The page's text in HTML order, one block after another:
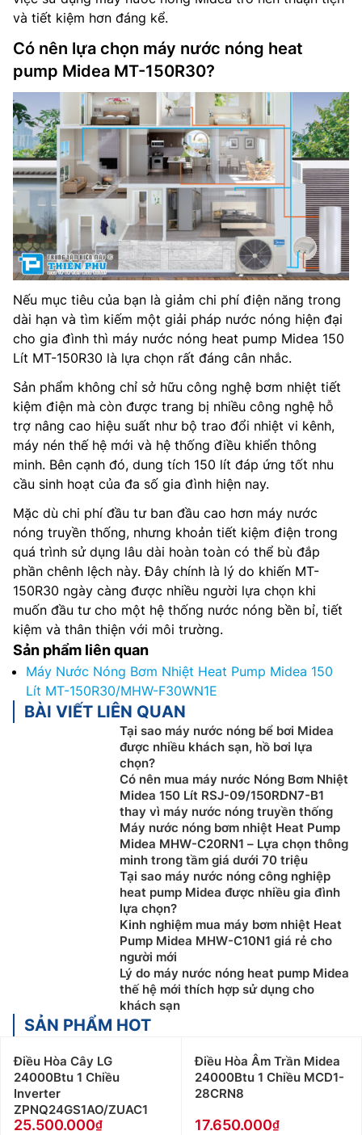
và tiết kiệm hơn đáng kể.
Có nên lựa chọn máy nước nóng heat
pump Midea MT-150R30?
Nếu mục tiêu của bạn là giảm chi phí điện năng trong
dài hạn và tìm kiếm một giải pháp nước nóng hiện đại
cho gia đình thì máy nước nóng heat pump Midea 150
Lít MT-150R30 là lựa chọn rất đáng cân nhắc.
Sản phẩm không chỉ sở hữu công nghệ bơm nhiệt tiết
kiệm điện mà còn được trang bị nhiều công nghệ hỗ
trợ nâng cao hiệu suất như bộ trao đổi nhiệt vi kênh,
máy nén thế hệ mới và hệ thống điều khiển thông
minh. Bên cạnh đó, dung tích 150 lít đáp ứng tốt nhu
cầu sinh hoạt của đa số gia đình hiện nay.
Mặc dù chi phí đầu tư ban đầu cao hơn máy nước
nóng truyền thống, nhưng khoản tiết kiệm điện trong
quá trình sử dụng lâu dài hoàn toàn có thể bù đắp
phần chênh lệch này. Đây chính là lý do khiến MT-
150R30 ngày càng được nhiều người lựa chọn khi
muốn đầu tư cho một hệ thống nước nóng bền bỉ, tiết
kiệm và thân thiện với môi trường.
Sản phẩm liên quan
Máy Nước Nóng Bơm Nhiệt Heat Pump Midea 150
Lít MT-150R30/MHW-F30WN1E
BÀI VIẾT LIÊN QUAN
Tại sao máy nước nóng bể bơi Midea
được nhiều khách sạn, hồ bơi lựa
chọn?
Có nên mua máy nước Nóng Bơm Nhiệt
Midea 150 Lít RSJ-09/150RDN7-B1
thay vì máy nước nóng truyền thống
Máy nước nóng bơm nhiệt Heat Pump
Midea MHW-C20RN1 – Lựa chọn thông
minh trong tầm giá dưới 70 triệu
Tại sao máy nước nóng công nghiệp
heat pump Midea được nhiều gia đình
lựa chọn?
Kinh nghiệm mua máy bơm nhiệt Heat
Pump Midea MHW-C10N1 giá rẻ cho
người mới
Lý do máy nước nóng heat pump Midea
thế hệ mới thích hợp sử dụng cho
khách sạn
SẢN PHẨM HOT
Điều Hòa Cây LG
24000Btu 1 Chiều
Inverter
ZPNQ24GS1AO/ZUAC1
25.500.000
Điều Hòa Âm Trần Midea
24000Btu 1 Chiều MCD1-
28CRN8
17.650.000